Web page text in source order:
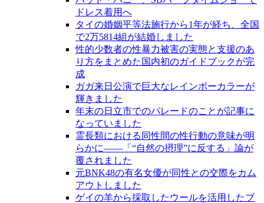
ドレス着用へ
タイの婚姻平等法施行から1年が経ち、全国
で2万5814組が結婚しました
性的少数者の性暴力被害の実態と支援のあ
り方をまとめた国内初のガイドブックが完
成
ガガ来日公演で巨大なレインボーカラーが
輝きました
年末の日立市でのパレードのことが記事に
なっていました
霊長類における同性間の性行動の意味が明
らかに――「“自然の摂理”に反する」論が
覆されました
元BNK48の有名女優が同性との交際をカム
アウトしました
ゲイの羊から採取したウールを活用したブ